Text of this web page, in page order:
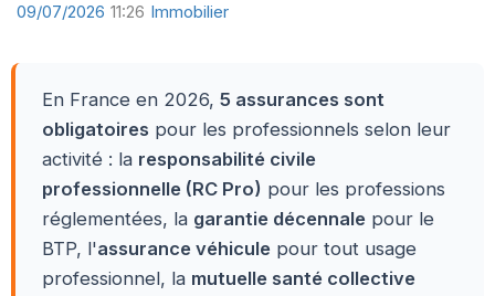
09/07/2026 11:26 Immobilier
En France en 2026, 5 assurances sont
obligatoires pour les professionnels selon leur
activité : la responsabilité civile
professionnelle (RC Pro) pour les professions
réglementées, la garantie décennale pour le
BTP, l'assurance véhicule pour tout usage
professionnel, la mutuelle santé collective